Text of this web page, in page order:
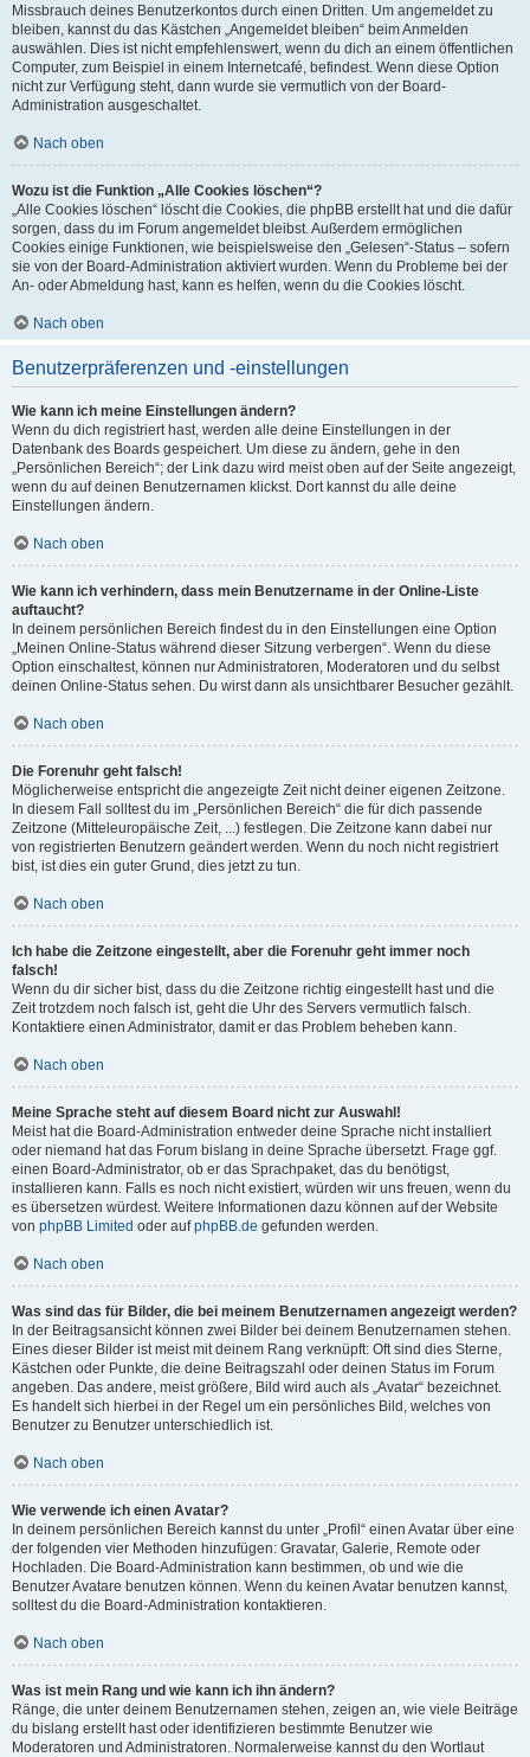
Missbrauch deines Benutzerkontos durch einen Dritten. Um angemeldet zu
bleiben, kannst du das Kästchen „Angemeldet bleiben“ beim Anmelden
auswählen. Dies ist nicht empfehlenswert, wenn du dich an einem öffentlichen
Computer, zum Beispiel in einem Internetcafé, befindest. Wenn diese Option
nicht zur Verfügung steht, dann wurde sie vermutlich von der Board-
Administration ausgeschaltet.
Nach oben
Wozu ist die Funktion „Alle Cookies löschen“?
„Alle Cookies löschen“ löscht die Cookies, die phpBB erstellt hat und die dafür
sorgen, dass du im Forum angemeldet bleibst. Außerdem ermöglichen
Cookies einige Funktionen, wie beispielsweise den „Gelesen“-Status – sofern
sie von der Board-Administration aktiviert wurden. Wenn du Probleme bei der
An- oder Abmeldung hast, kann es helfen, wenn du die Cookies löscht.
Nach oben
Benutzerpräferenzen und -einstellungen
Wie kann ich meine Einstellungen ändern?
Wenn du dich registriert hast, werden alle deine Einstellungen in der
Datenbank des Boards gespeichert. Um diese zu ändern, gehe in den
„Persönlichen Bereich“; der Link dazu wird meist oben auf der Seite angezeigt,
wenn du auf deinen Benutzernamen klickst. Dort kannst du alle deine
Einstellungen ändern.
Nach oben
Wie kann ich verhindern, dass mein Benutzername in der Online-Liste
auftaucht?
In deinem persönlichen Bereich findest du in den Einstellungen eine Option
„Meinen Online-Status während dieser Sitzung verbergen“. Wenn du diese
Option einschaltest, können nur Administratoren, Moderatoren und du selbst
deinen Online-Status sehen. Du wirst dann als unsichtbarer Besucher gezählt.
Nach oben
Die Forenuhr geht falsch!
Möglicherweise entspricht die angezeigte Zeit nicht deiner eigenen Zeitzone.
In diesem Fall solltest du im „Persönlichen Bereich“ die für dich passende
Zeitzone (Mitteleuropäische Zeit, ...) festlegen. Die Zeitzone kann dabei nur
von registrierten Benutzern geändert werden. Wenn du noch nicht registriert
bist, ist dies ein guter Grund, dies jetzt zu tun.
Nach oben
Ich habe die Zeitzone eingestellt, aber die Forenuhr geht immer noch
falsch!
Wenn du dir sicher bist, dass du die Zeitzone richtig eingestellt hast und die
Zeit trotzdem noch falsch ist, geht die Uhr des Servers vermutlich falsch.
Kontaktiere einen Administrator, damit er das Problem beheben kann.
Nach oben
Meine Sprache steht auf diesem Board nicht zur Auswahl!
Meist hat die Board-Administration entweder deine Sprache nicht installiert
oder niemand hat das Forum bislang in deine Sprache übersetzt. Frage ggf.
einen Board-Administrator, ob er das Sprachpaket, das du benötigst,
installieren kann. Falls es noch nicht existiert, würden wir uns freuen, wenn du
es übersetzen würdest. Weitere Informationen dazu können auf der Website
von phpBB Limited oder aufphpBB.de gefunden werden.
Nach oben
Was sind das für Bilder, die bei meinem Benutzernamen angezeigt werden?
In der Beitragsansicht können zwei Bilder bei deinem Benutzernamen stehen.
Eines dieser Bilder ist meist mit deinem Rang verknüpft: Oft sind dies Sterne,
Kästchen oder Punkte, die deine Beitragszahl oder deinen Status im Forum
angeben. Das andere, meist größere, Bild wird auch als „Avatar“ bezeichnet.
Es handelt sich hierbei in der Regel um ein persönliches Bild, welches von
Benutzer zu Benutzer unterschiedlich ist.
Nach oben
Wie verwende ich einen Avatar?
In deinem persönlichen Bereich kannst du unter „Profil“ einen Avatar über eine
der folgenden vier Methoden hinzufügen: Gravatar, Galerie, Remote oder
Hochladen. Die Board-Administration kann bestimmen, ob und wie die
Benutzer Avatare benutzen können. Wenn du keinen Avatar benutzen kannst,
solltest du die Board-Administration kontaktieren.
Nach oben
Was ist mein Rang und wie kann ich ihn ändern?
Ränge, die unter deinem Benutzernamen stehen, zeigen an, wie viele Beiträge
du bislang erstellt hast oder identifizieren bestimmte Benutzer wie
Moderatoren und Administratoren. Normalerweise kannst du den Wortlaut